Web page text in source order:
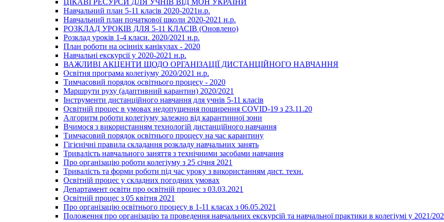
ЦІКАВІ РЕСУРСИ ДЛЯ УЧНІВ ВІД МОН УКРАЇНИ
Навчальний план 5-11 класів 2020-2021н.р.
Навчальний план початкової школи 2020-2021 н.р.
РОЗКЛАД УРОКІВ ДЛЯ 5-11 КЛАСІВ (Оновлено)
Розклад уроків 1-4 класи. 2020/2021 н.р.
План роботи на осінніх канікулах - 2020
Навчальні екскурсії у 2020-2021 н.р.
ВАЖЛИВІ АКЦЕНТИ ЩОДО ОРГАНІЗАЦІЇ ДИСТАНЦІЙНОГО НАВЧАННЯ
Освітня програма колегіуму 2020/2021 н.р.
Тимчасовий порядок освітнього процесу - 2020
Маршрути руху (адаптивний карантин) 2020/2021
Інструменти дистанційного навчання для учнів 5-11 класів
Освітній процес в умовах недопущення поширення COVID-19 з 23.11.20
Алгоритм роботи колегіуму залежно від карантинної зони
Вчимося з використанням технологій дистанційного навчання
Тимчасовий порядок освітнього процесу на час карантину
Гігієнічні правила складання розкладу навчальних занять
Тривалість навчального заняття з технічними засобами навчання
Про організацію роботи колегіуму з 25 січня 2021
Тривалість та форми роботи під час уроку з використанням дист. техн.
Освітній процес у складних погодних умовах
Департамент освіти про освітній процес з 03.03.2021
Освітній процес з 05 квітня 2021
Про організацію освітнього процесу в 1-11 класах з 06.05.2021
Положення про організацію та проведення навчальних екскурсій та навчальної практики в колегіумі у 2021/